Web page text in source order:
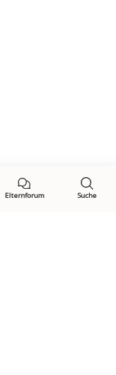
Elternforum Suche